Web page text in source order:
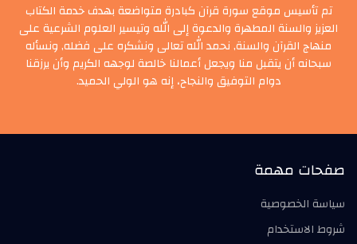
تم تأسيس موقع سورة قرآن كبادرة متواضعة بهدف خدمة الكتاب
العزيز والسنة المطهرة والدعوة إلى الله وتيسير العلوم الشرعية على
منهاج القرآن والسنة, نحمد الله تعالى ونشكره على فضله, ونسأله
سبحانه أن يتقبل منا ويجعل أعمالنا خالصة لوجهه الكريم وأن يرزقنا
دوام التوفيق والنجاح، إنه هو الولي الحميد.
صفحات مهمة
سياسة الخصوصية
شروط الاستخدام